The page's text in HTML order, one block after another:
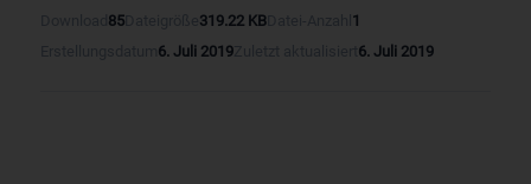
85Dateigröße 319.22 KBDatei-Anzahl 1
6. Juli 2019Zuletzt aktualisiert 6. Juli 2019